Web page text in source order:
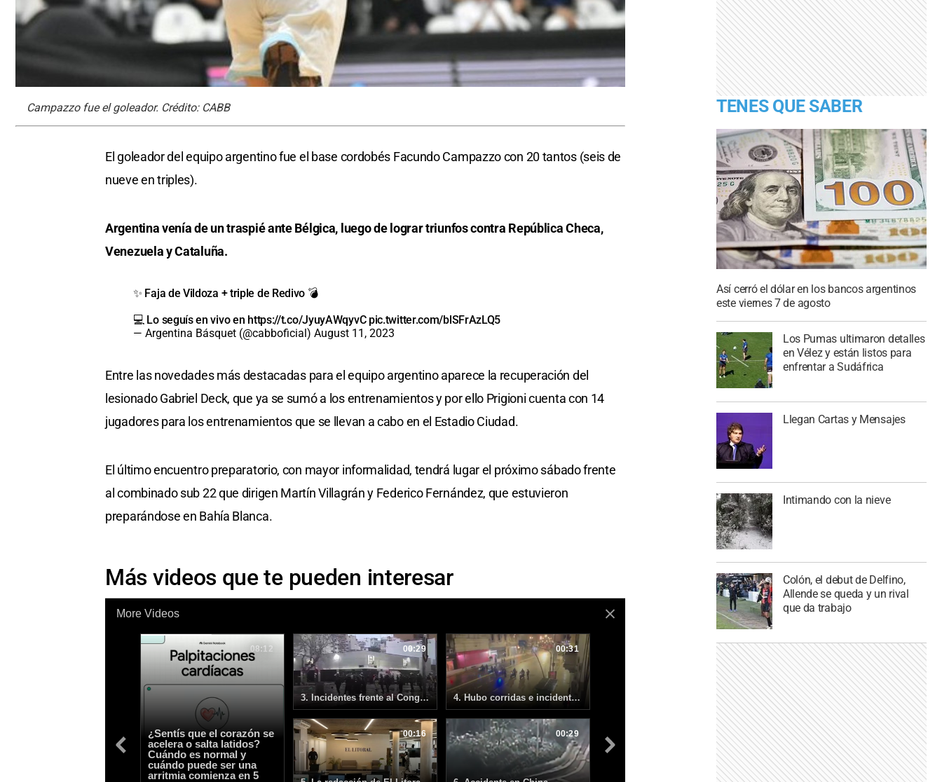
Campazzo fue el goleador. Crédito: CABB
El goleador del equipo argentino fue el base cordobés Facundo Campazzo con 20 tantos (seis de
nueve en triples).
Argentina venía de un traspié ante Bélgica, luego de lograr triunfos contra República Checa,
Venezuela y Cataluña.
✨ Faja de Vildoza + triple de Redivo 💣
💻 Lo seguís en vivo en https://t.co/JyuyAWqyvC pic.twitter.com/blSFrAzLQ5
— Argentina Básquet (@cabboficial) August 11, 2023
Entre las novedades más destacadas para el equipo argentino aparece la recuperación del
lesionado Gabriel Deck, que ya se sumó a los entrenamientos y por ello Prigioni cuenta con 14
jugadores para los entrenamientos que se llevan a cabo en el Estadio Ciudad.
El último encuentro preparatorio, con mayor informalidad, tendrá lugar el próximo sábado frente
al combinado sub 22 que dirigen Martín Villagrán y Federico Fernández, que estuvieron
preparándose en Bahía Blanca.
Más videos que te pueden interesar
TENES QUE SABER
Así cerró el dólar en los bancos argentinos
este viernes 7 de agosto
Los Pumas ultimaron detalles
en Vélez y están listos para
enfrentar a Sudáfrica
Llegan Cartas y Mensajes
Intimando con la nieve
Colón, el debut de Delfino,
Allende se queda y un rival
que da trabajo